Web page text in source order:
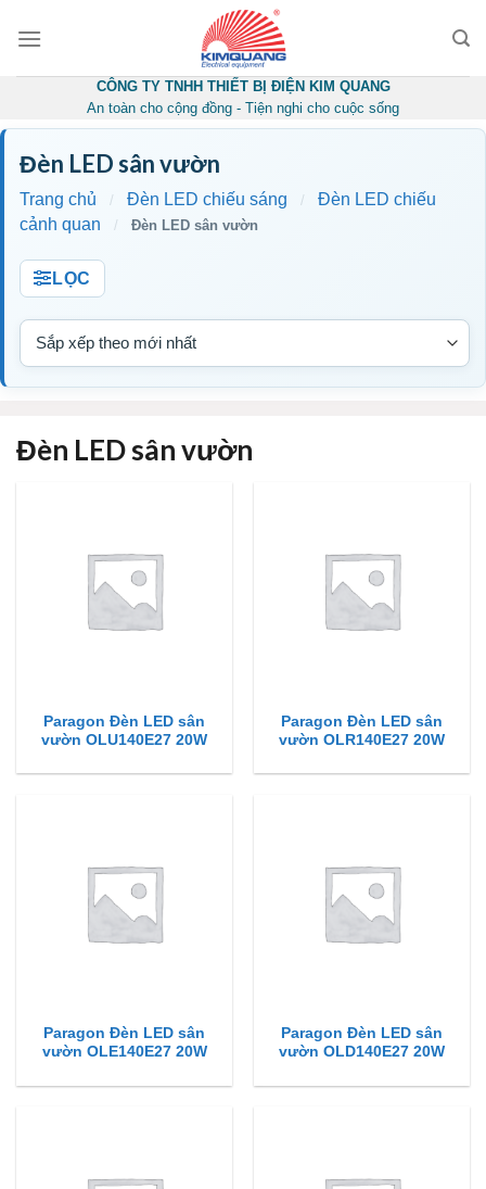
CÔNG TY TNHH THIẾT BỊ ĐIỆN KIM QUANG
An toàn cho cộng đồng - Tiện nghi cho cuộc sống
Đèn LED sân vườn
Trang chủ / Đèn LED chiếu sáng /
Đèn LED chiếu
cảnh quan
/ Đèn LED sân vườn
LỌC
Đèn LED sân vườn
Paragon Đèn LED sân
vườn OLU140E27 20W
Paragon Đèn LED sân
vườn OLR140E27 20W
Paragon Đèn LED sân
vườn OLE140E27 20W
Paragon Đèn LED sân
vườn OLD140E27 20W